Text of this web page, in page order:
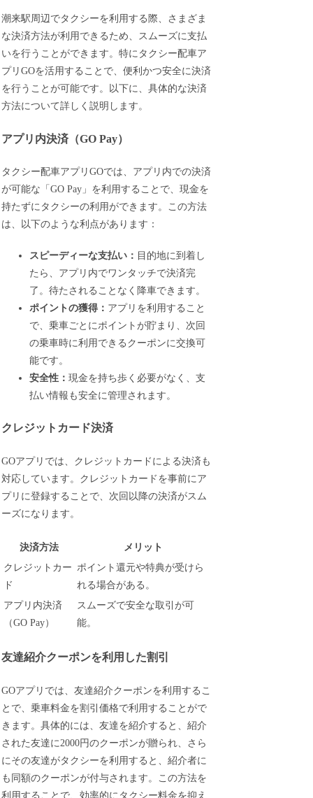
潮来駅周辺でタクシーを利用する際、さまざま
な決済方法が利用できるため、スムーズに支払
いを行うことができます。特にタクシー配車ア
プリGOを活用することで、便利かつ安全に決済
を行うことが可能です。以下に、具体的な決済
方法について詳しく説明します。
アプリ内決済（GO Pay）
タクシー配車アプリGOでは、アプリ内での決済
が可能な「GO Pay」を利用することで、現金を
持たずにタクシーの利用ができます。この方法
は、以下のような利点があります：
スピーディーな支払い： 目的地に到着し
たら、アプリ内でワンタッチで決済完
了。待たされることなく降車できます。
ポイントの獲得： アプリを利用すること
で、乗車ごとにポイントが貯まり、次回
の乗車時に利用できるクーポンに交換可
能です。
安全性：現金を持ち歩く必要がなく、支
払い情報も安全に管理されます。
クレジットカード決済
GOアプリでは、クレジットカードによる決済も
対応しています。クレジットカードを事前にア
プリに登録することで、次回以降の決済がスム
ーズになります。
決済方法
メリット
クレジットカー
ド
ポイント還元や特典が受けら
れる場合がある。
アプリ内決済
（GO Pay）
スムーズで安全な取引が可
能。
友達紹介クーポンを利用した割引
GOアプリでは、友達紹介クーポンを利用するこ
とで、乗車料金を割引価格で利用することがで
きます。具体的には、友達を紹介すると、紹介
された友達に2000円のクーポンが贈られ、さら
にその友達がタクシーを利用すると、紹介者に
も同額のクーポンが付与されます。この方法を
利用することで、効率的にタクシー料金を抑え